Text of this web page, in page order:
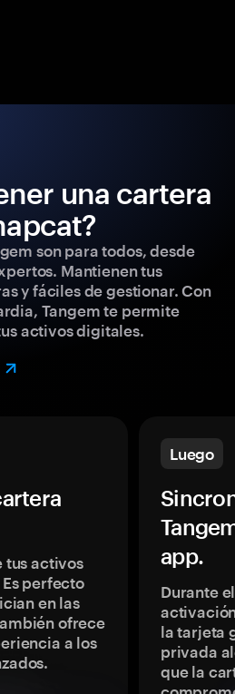
una cartera
son para todos, desde
Mantienen tus
y fáciles de gestionar. Con
Tangem te permite
activos digitales.
tus activos
perfecto
en las
ofrece
a los
Luego
app.
Durante
la tarjeta
privada
que la